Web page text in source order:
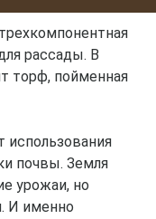
рассады. В
торф, пойменная
использования
почвы. Земля
урожаи, но
И именно